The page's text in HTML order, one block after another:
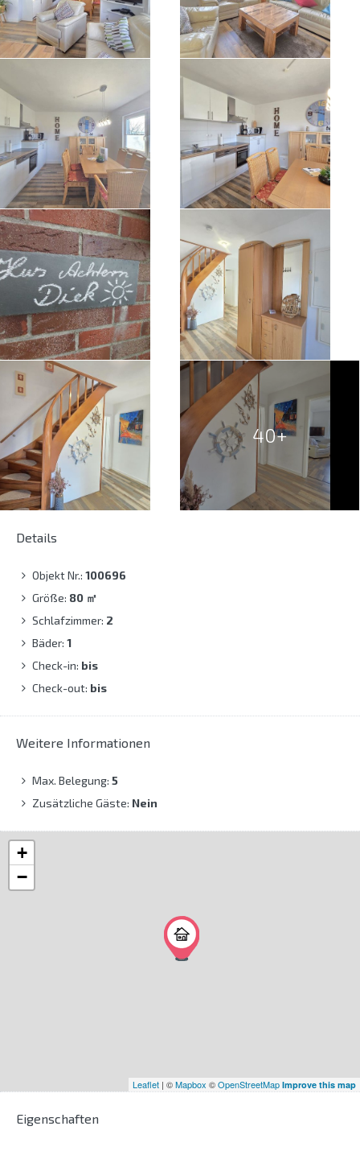
40+
Details
Objekt Nr.: 100696
Größe: 80 ㎡
Schlafzimmer: 2
Bäder: 1
Check-in: bis
Check-out: bis
Weitere Informationen
Max. Belegung: 5
Zusätzliche Gäste: Nein
+
−
Leaflet | ©Mapbox ©OpenStreetMap Improve this map
Eigenschaften